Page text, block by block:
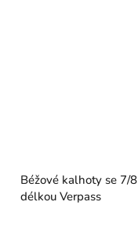
Béžové kalhoty se 7/8
délkou Verpass